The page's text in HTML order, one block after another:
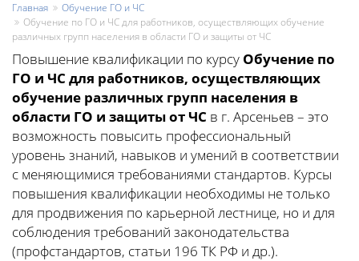
Главная
Обучение ГО и ЧС
Обучение по ГО и ЧС для работников, осуществляющих обучение
различных групп населения в области ГО и защиты от ЧС
Повышение квалификации по курсу Обучение по
ГО и ЧС для работников, осуществляющих
обучение различных групп населения в
области ГО и защиты от ЧС в г. Арсеньев – это
возможность повысить профессиональный
уровень знаний, навыков и умений в соответствии
с меняющимися требованиями стандартов. Курсы
повышения квалификации необходимы не только
для продвижения по карьерной лестнице, но и для
соблюдения требований законодательства
(профстандартов, статьи 196 ТК РФ и др.).